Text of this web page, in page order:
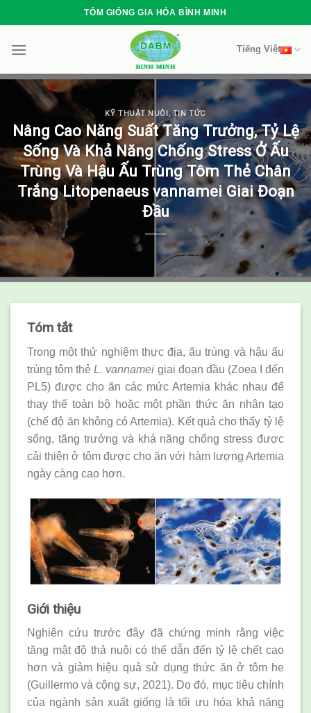
to
content
TÔM GIỐNG GIA HÓA BÌNH MINH
Tiếng Việt
KỸ THUẬT NUÔI,TIN TỨC
Nâng Cao Năng Suất Tăng Trưởng, Tỷ Lệ
Sống Và Khả Năng Chống Stress Ở Ấu
Trùng Và Hậu Ấu Trùng Tôm Thẻ Chân
Trắng Litopenaeus vannamei Giai Đoạn
Đầu
Tóm tắt
Trong một thử nghiệm thực địa, ấu trùng và hậu ấu
trùng tôm thẻL. vannamei giai đoạn đầu (Zoea I đến
PL5) được cho ăn các mức Artemia khác nhau để
thay thế toàn bộ hoặc một phần thức ăn nhân tạo
(chế độ ăn không có Artemia). Kết quả cho thấy tỷ lệ
sống, tăng trưởng và khả năng chống stress được
cải thiện ở tôm được cho ăn với hàm lượng Artemia
ngày càng cao hơn.
Giới thiệu
Nghiên cứu trước đây đã chứng minh rằng việc
tăng mật độ thả nuôi có thể dẫn đến tỷ lệ chết cao
hơn và giảm hiệu quả sử dụng thức ăn ở tôm he
(Guillermo và cộng sự, 2021). Do đó, mục tiêu chính
của ngành sản xuất giống là tối ưu hóa khả năng